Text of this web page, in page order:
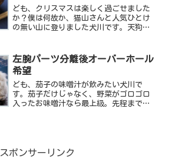
ども、クリスマスは楽しく過ごせました
か？僕は何故か、猫山さんと人気ひとけ
の無い山に登りました犬川です。天狗か
か･･･？という事で今日は自然のパワー繋
がり。大地から吸い上げら...
左腕パーツ分離後オーバーホール
希望
ども、茄子の味噌汁が飲みたい犬川で
す。茄子だけじゃなく、野菜がゴロゴロ
入ったお味噌汁なら最上級。先程まで何
スポンサーリンク